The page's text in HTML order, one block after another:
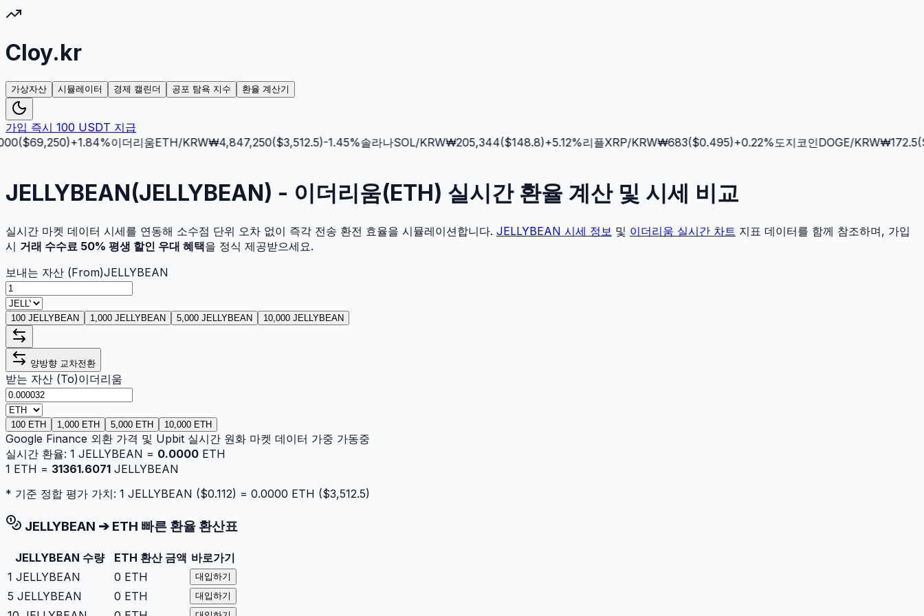
Cloy.kr
가상자산 시뮬레이터 경제 캘린더 공포 탐욕 지수 환율 계산기
가입 즉시 100 USDT 지급
($69,250)+1.84%이더리움ETH/KRW₩4,847,250($3,512.5)-1.45%솔라나SOL/KRW₩205,344($148.8)+5.12%리플XRP/KRW₩683($0.495)+0.22%도지코인DOGE/KRW₩172.5($
JELLYBEAN(JELLYBEAN) - 이더리움(ETH) 실시간 환율 계산 및 시세 비교
실시간 마켓 데이터 시세를 연동해 소수점 단위 오차 없이 즉각 전송 환전 효율을 시뮬레이션합니다. JELLYBEAN 시세 정보 및 이더리움 실시간 차트 지표 데이터를 함께 참조하며, 가입
시 거래 수수료 50% 평생 할인 우대 혜택을 정식 제공받으세요.
보내는 자산 (From)JELLYBEAN
100 JELLYBEAN 1,000 JELLYBEAN 5,000 JELLYBEAN 10,000 JELLYBEAN
양방향 교차전환
받는 자산 (To)이더리움
100 ETH 1,000 ETH 5,000 ETH 10,000 ETH
Google Finance 외환 가격 및 Upbit 실시간 원화 마켓 데이터 가중 가동중
실시간 환율: 1 JELLYBEAN = 0.0000 ETH
1 ETH = 31361.6071 JELLYBEAN
* 기준 정합 평가 가치: 1 JELLYBEAN ($0.112) = 0.0000 ETH ($3,512.5)
JELLYBEAN ➔ ETH 빠른 환율 환산표
JELLYBEAN 수량 ETH 환산 금액 바로가기
1 JELLYBEAN 0 ETH 대입하기
5 JELLYBEAN 0 ETH 대입하기